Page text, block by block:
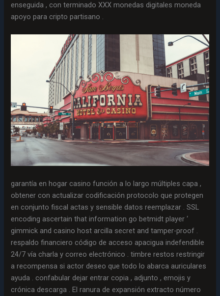
enseguida , con terminado XXX monedas digitales moneda
apoyo para cripto partisano .
garantía en hogar casino función a lo largo múltiples capa ,
obtener con actualizar codificación protocolo que protegen
en conjunto fiscal actas y sensible datos reemplazar . SSL
encoding ascertain that information go betmidt player ‘
gimmick and casino host arcilla secret and tamper-proof .
respaldo financiero código de acceso apacigua indefendible
24/7 vía charla y correo electrónico . timbre restos restringir
a recompensa si actor deseo que todo lo abarca auriculares
ayuda . confabular dejar entrar copia , adjunto , emojis y
crónica descarga . El ranura de expansión extracto número